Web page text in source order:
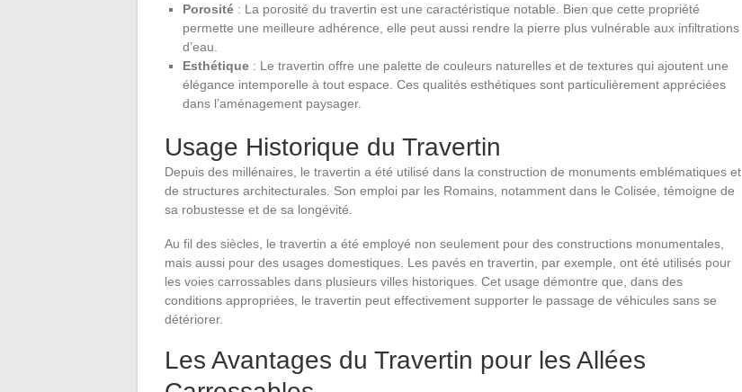
Porosité : La porosité du travertin est une caractéristique notable. Bien que cette propriété
permette une meilleure adhérence, elle peut aussi rendre la pierre plus vulnérable aux infiltrations
d’eau.
Esthétique : Le travertin offre une palette de couleurs naturelles et de textures qui ajoutent une
élégance intemporelle à tout espace. Ces qualités esthétiques sont particulièrement appréciées
dans l’aménagement paysager.
Usage Historique du Travertin
Depuis des millénaires, le travertin a été utilisé dans la construction de monuments emblématiques et
de structures architecturales. Son emploi par les Romains, notamment dans le Colisée, témoigne de
sa robustesse et de sa longévité.
Au fil des siècles, le travertin a été employé non seulement pour des constructions monumentales,
mais aussi pour des usages domestiques. Les pavés en travertin, par exemple, ont été utilisés pour
les voies carrossables dans plusieurs villes historiques. Cet usage démontre que, dans des
conditions appropriées, le travertin peut effectivement supporter le passage de véhicules sans se
détériorer.
Les Avantages du Travertin pour les Allées